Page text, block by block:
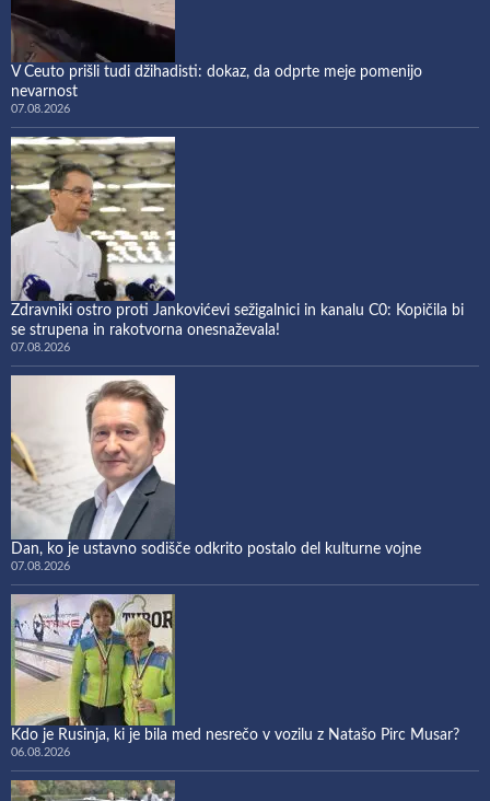
V Ceuto prišli tudi džihadisti: dokaz, da odprte meje pomenijo
nevarnost
07.08.2026
Zdravniki ostro proti Jankovićevi sežigalnici in kanalu C0: Kopičila bi
se strupena in rakotvorna onesnaževala!
07.08.2026
Dan, ko je ustavno sodišče odkrito postalo del kulturne vojne
07.08.2026
Kdo je Rusinja, ki je bila med nesrečo v vozilu z Natašo Pirc Musar?
06.08.2026